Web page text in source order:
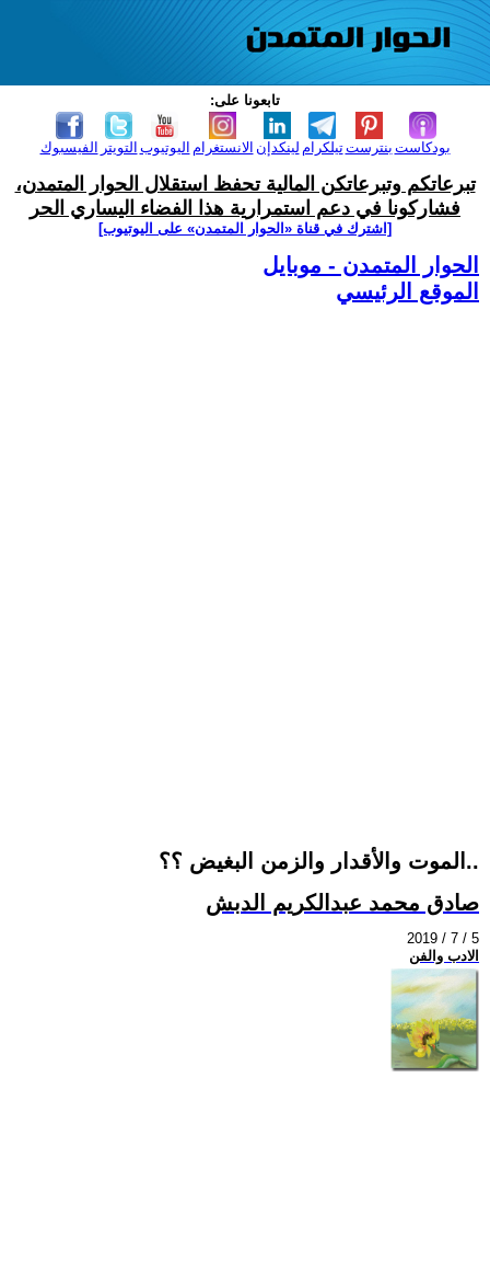
تابعونا على:
الفيسبوك التويتر اليوتيوب الانستغرام لينكدإن تيلكرامبنترست بودكاست
تبرعاتكم وتبرعاتكن المالية تحفظ استقلال الحوار المتمدن،
فشاركونا في دعم استمرارية هذا الفضاء اليساري الحر
[اشترك في قناة ‫«الحوار المتمدن» على اليوتيوب]
الحوار المتمدن - موبايل
الموقع الرئيسي
الموت والأقدار والزمن البغيض ؟؟..
صادق محمد عبدالكريم الدبش
2019 / 7 / 5
الادب والفن